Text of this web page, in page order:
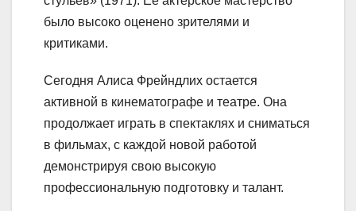
было высоко оценено зрителями и
критиками.
Сегодня Алиса Фрейндлих остается
активной в кинематографе и театре. Она
продолжает играть в спектаклях и сниматься
в фильмах, с каждой новой работой
демонстрируя свою высокую
профессиональную подготовку и талант.